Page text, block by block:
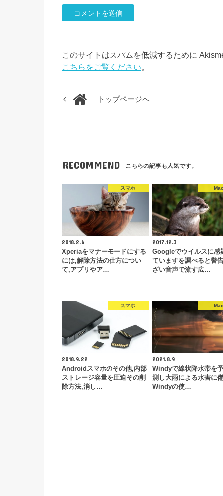
このサイトはスパムを低減するために
こちらをご覧ください。
トップページへ
RECOMMEND こちらの記事も人気です。
スマホ
2018.2.6
Xperiaをマナーモードにする
には,解除方法の仕方につい
て,アプリやア…
2017.12.3
Googleでウイルスに感
ていますを調べると警
ざい音声で流す広…
スマホ
2018.9.22
Androidスマホのその他,内部
ストレージ容量を圧迫その削
除方法,消し…
2021.8.9
Windyで線状降水帯を
測し大雨による水害に
Windyの使…